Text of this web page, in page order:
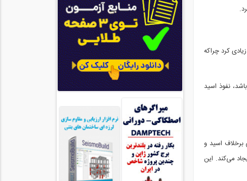
روش باید دقت زیادی کرد چراکه
نفوذ اسید
برخلاف اسید و
می‌کند. این